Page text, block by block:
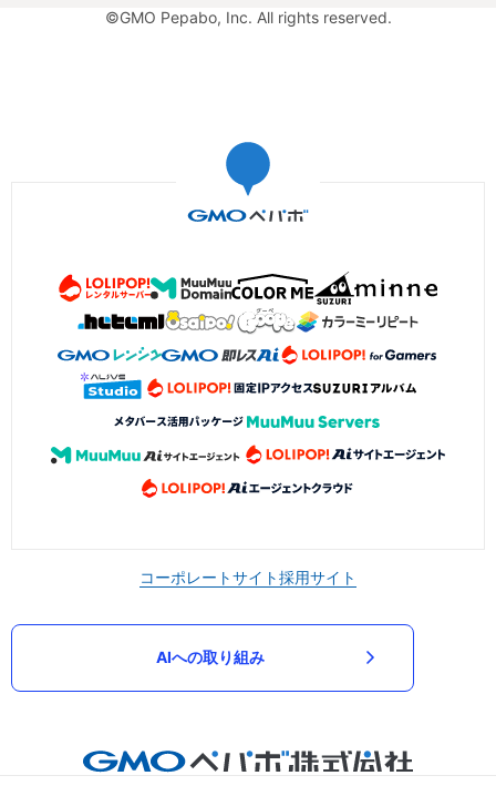
©GMO Pepabo, Inc. All rights reserved.
コーポレートサイト採用サイト
AIへの取り組み